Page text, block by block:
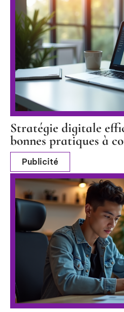
Stratégie digitale
bonnes pratiques à
Publicité